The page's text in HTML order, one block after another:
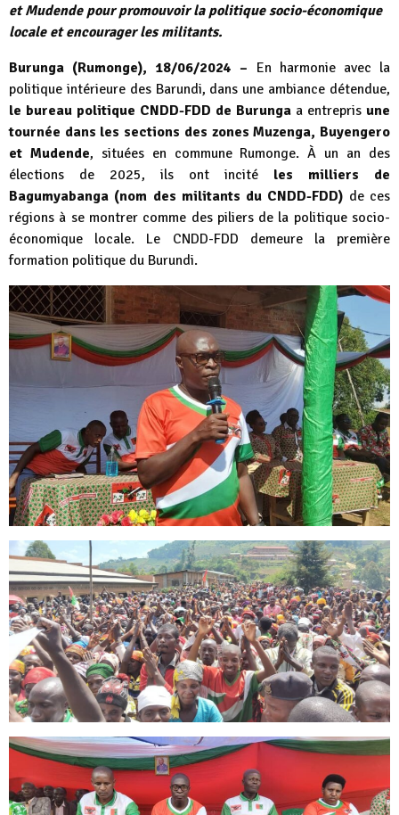
et Mudende pour promouvoir la politique socio-économique
locale et encourager les militants.
Burunga (Rumonge), 18/06/2024 – En harmonie avec la
politique intérieure des Barundi, dans une ambiance détendue,
le bureau politique CNDD-FDD de Burunga a entrepris une
tournée dans les sections des zones Muzenga, Buyengero
et Mudende, situées en commune Rumonge. À un an des
élections de 2025, ils ont incité les milliers de
Bagumyabanga (nom des militants du CNDD-FDD) de ces
régions à se montrer comme des piliers de la politique socio-
économique locale. Le CNDD-FDD demeure la première
formation politique du Burundi.